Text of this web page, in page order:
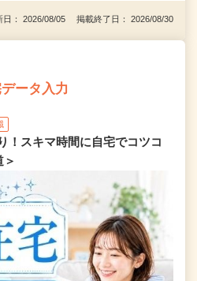
日： 2026/08/05 掲載終了日： 2026/08/30
ータ入力
！スキマ時間に自宅でコツコ